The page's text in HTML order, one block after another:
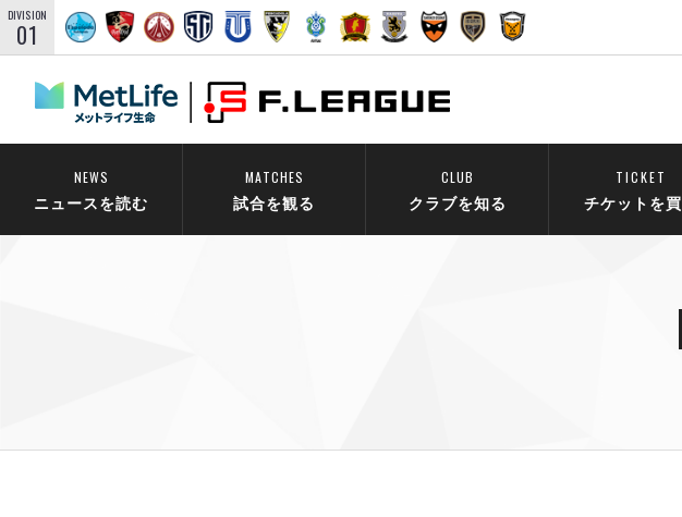
DIVISION
01
NEWS
ニュースを読む
MATCHES
試合を観る
CLUB
クラブを知る
TICKET
チケットを買